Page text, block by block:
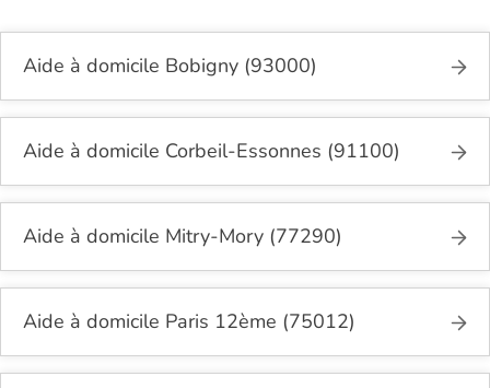
Aide à domicile Bobigny (93000)
Aide à domicile Corbeil-Essonnes (91100)
Aide à domicile Mitry-Mory (77290)
Aide à domicile Paris 12ème (75012)